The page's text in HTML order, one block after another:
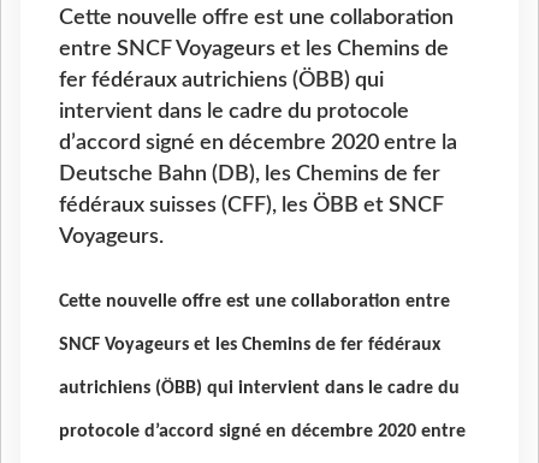
Cette nouvelle offre est une collaboration
entre SNCF Voyageurs et les Chemins de
fer fédéraux autrichiens (ÖBB) qui
intervient dans le cadre du protocole
d’accord signé en décembre 2020 entre la
Deutsche Bahn (DB), les Chemins de fer
fédéraux suisses (CFF), les ÖBB et SNCF
Voyageurs.
Cette nouvelle offre est une collaboration entre
SNCF Voyageurs et les Chemins de fer fédéraux
autrichiens (ÖBB) qui intervient dans le cadre du
protocole d’accord signé en décembre 2020 entre